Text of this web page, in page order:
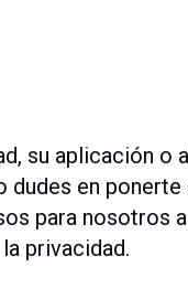
su aplicación o
dudes en ponerte
para nosotros
privacidad.